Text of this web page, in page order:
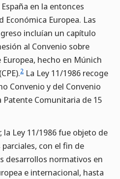
en la entonces
Europea. Las
incluían un capítulo
al Convenio sobre
hecho en Múnich
2 La Ley 11/1986 recoge
Convenio y del Convenio
Comunitaria de 15
la Ley 11/1986 fue objeto de
con el fin de
desarrollos normativos en
e internacional, hasta